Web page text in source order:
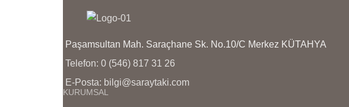
Paşamsultan Mah. Saraçhane Sk. No.10/C Merkez KÜTAHYA
Telefon: 0 (546) 817 31 26
E-Posta: bilgi@saraytaki.com
KURUMSAL